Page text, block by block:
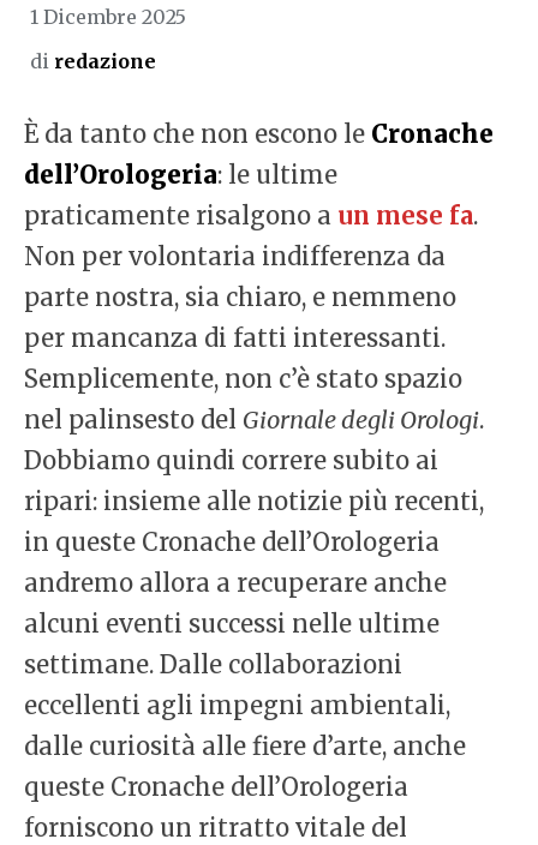
1 Dicembre 2025
di redazione
È da tanto che non escono le Cronache
dell’Orologeria: le ultime
praticamente risalgono a un mese fa.
Non per volontaria indifferenza da
parte nostra, sia chiaro, e nemmeno
per mancanza di fatti interessanti.
Semplicemente, non c’è stato spazio
nel palinsesto del Giornale degli Orologi.
Dobbiamo quindi correre subito ai
ripari: insieme alle notizie più recenti,
in queste Cronache dell’Orologeria
andremo allora a recuperare anche
alcuni eventi successi nelle ultime
settimane. Dalle collaborazioni
eccellenti agli impegni ambientali,
dalle curiosità alle fiere d’arte, anche
queste Cronache dell’Orologeria
forniscono un ritratto vitale del